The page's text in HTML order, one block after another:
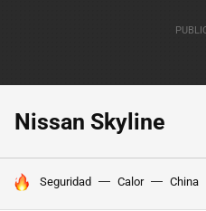
Nissan Skyline
HOY SE HABLA DE
Seguridad Calor China